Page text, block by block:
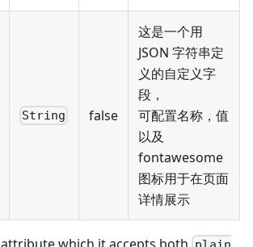
String false
这是一个用
JSON 字符串定
义的自定义字
段，
可配置名称，值
以及
fontawesome
图标用于在页面
详情展示